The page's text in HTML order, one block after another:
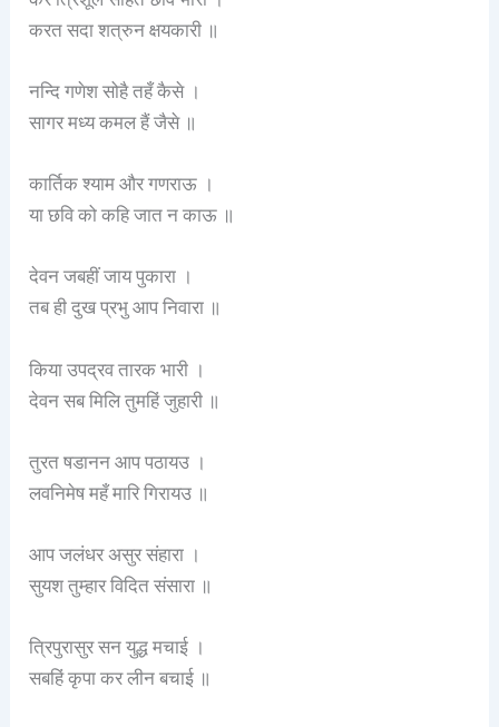
करत सदा शत्रुन क्षयकारी ॥
नन्दि गणेश सोहै तहँ कैसे ।
सागर मध्य कमल हैं जैसे ॥
कार्तिक श्याम और गणराऊ ।
या छवि को कहि जात न काऊ ॥
देवन जबहीं जाय पुकारा ।
तब ही दुख प्रभु आप निवारा ॥
किया उपद्रव तारक भारी ।
देवन सब मिलि तुमहिं जुहारी ॥
तुरत षडानन आप पठायउ ।
लवनिमेष महँ मारि गिरायउ ॥
आप जलंधर असुर संहारा ।
सुयश तुम्हार विदित संसारा ॥
त्रिपुरासुर सन युद्ध मचाई ।
सबहिं कृपा कर लीन बचाई ॥